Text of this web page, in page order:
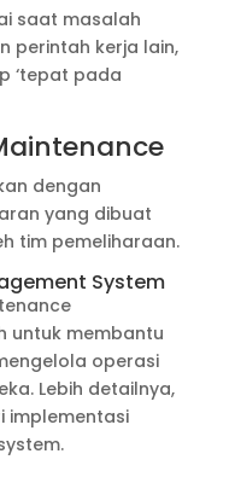
saat masalah
perintah kerja lain,
‘tepat pada
dengan
yang dibuat
tim pemeliharaan.
System
untuk membantu
operasi
Lebih detailnya,
implementasi